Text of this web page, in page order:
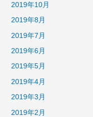
2019年10月
2019年8月
2019年7月
2019年6月
2019年5月
2019年4月
2019年3月
2019年2月